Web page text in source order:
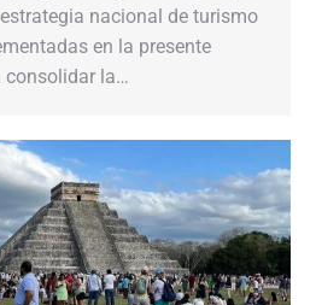
nacional de turismo
en la presente
consolidar la…